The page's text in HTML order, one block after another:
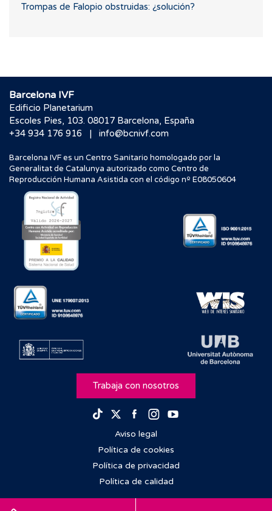
Trompas de Falopio obstruidas: ¿solución?
Barcelona IVF
Edificio Planetarium
Escoles Pies, 103. 08017 Barcelona, España
+34 934 176 916
| info@bcnivf.com
Barcelona IVF es un Centro Sanitario homologado por la
Generalitat de Catalunya autorizado como Centro de
Reproducción Humana Asistida con el código nº E08050604
Trabaja con nosotros
TikTokTwitterFacebook
Instagram
Aviso legal
Política de cookies
Política de privacidad
Política de calidad